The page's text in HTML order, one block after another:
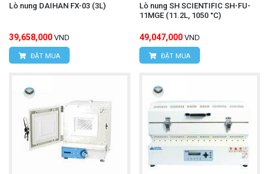
Lò nung DAIHAN FX-03 (3L)
39,658,000 VND
ĐẶT MUA
Lò nung SH SCIENTIFIC SH-FU-
11MGE (11.2L, 1050 °C)
49,047,000 VND
ĐẶT MUA